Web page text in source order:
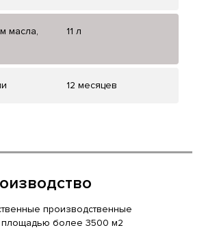
масла,
11 л
12 месяцев
производственные
площадью более 3500 м2